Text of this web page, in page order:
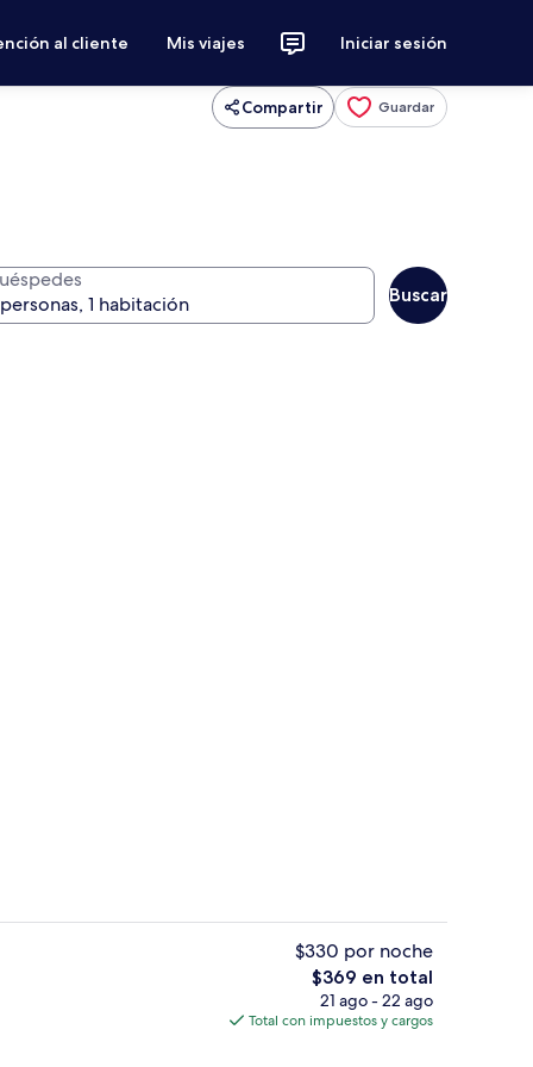
al cliente Mis viajes Iniciar sesión
Compartir Guardar
Buscar
3 habitaciones
$330 por noche
El
precio
total
$369 en total
21 ago - 22 ago
Total con impuestos y cargos